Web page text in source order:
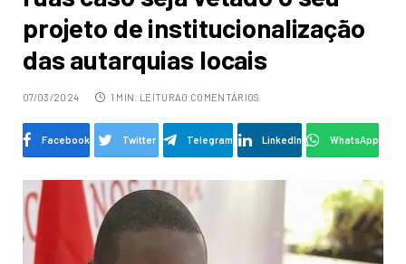
projeto de institucionalização
das autarquias locais
07/03/2024 1 MIN. LEITURA0 COMENTÁRIOS
Facebook Twitter Telegram LinkedIn WhatsApp